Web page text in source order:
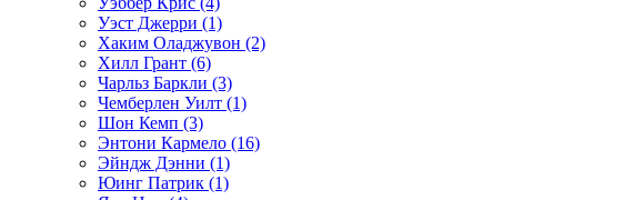
Уэст Джерри (1)
Хаким Оладжувон (2)
Хилл Грант (6)
Чарльз Баркли (3)
Чемберлен Уилт (1)
Шон Кемп (3)
Энтони Кармело (16)
Эйндж Дэнни (1)
Юинг Патрик (1)